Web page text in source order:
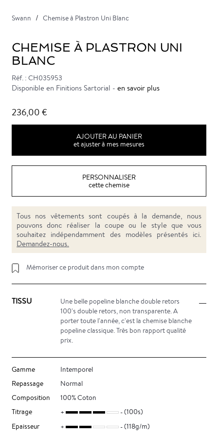
Swann Chemise à Plastron Uni Blanc
CHEMISE À PLASTRON UNI
BLANC
Réf. : CH035953
Disponible en Finitions Sartorial - en savoir plus
236,00 €
AJOUTER AU PANIER
et ajuster à mes mesures
PERSONNALISER
cette chemise
Tous nos vêtements sont coupés à la demande, nous
pouvons donc réaliser la coupe ou le style que vous
souhaitez indépendamment des modèles présentés ici.
Demandez-nous.
Mémoriser ce produit dans mon compte
TISSU
Une belle popeline blanche double retors
100's double retors, non transparente. A
porter toute l'année, c'est la chemise blanche
popeline classique. Très bon rapport qualité
prix.
Gamme
Intemporel
Repassage
Normal
Composition
100% Coton
Titrage
(100s)
Epaisseur
(118g/m)